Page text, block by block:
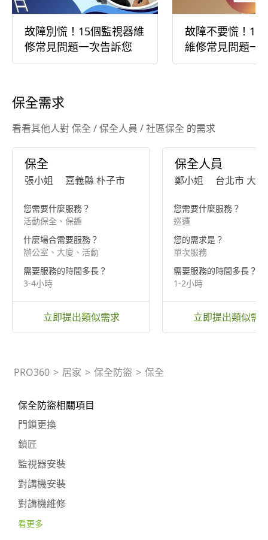
故障別慌！15個監視器維
修常見問題一次告訴您
故障不要慌！14
維修常見問題一
保全需求
看看其他人對 保全 / 保全人員 / 社區保全 的需求
保全
張小姐 嘉義縣 朴子市
您需要什麼服務？
活動保全、保鑣
什麼場合需要服務？
辦公室、大廈、活動
需要服務的時間多長？
3-4小時
立即提出類似需求
保全人員
鄭小姐 台北市 大
您需要什麼服務？
巡邏
您的需求是？
單次服務
需要服務的時間多長？
1-2小時
立即提出類似需
PRO360 > 居家 > 保全防盜 > 保全
保全防盜相關項目
門鎖更換
鎖匠
監視器安裝
對講機安裝
對講機維修
看更多